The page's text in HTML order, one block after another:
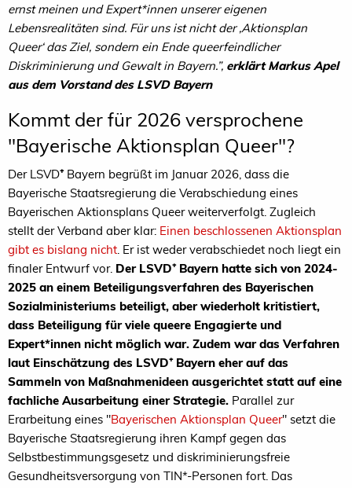
ernst meinen und Expert*innen unserer eigenen
Lebensrealitäten sind. Für uns ist nicht der ‚Aktionsplan
Queer‘ das Ziel, sondern ein Ende queerfeindlicher
Diskriminierung und Gewalt in Bayern.”, erklärt Markus Apel
aus dem Vorstand des LSVD Bayern
Kommt der für 2026 versprochene
"Bayerische Aktionsplan Queer"?
Der LSVD⁺ Bayern begrüßt im Januar 2026, dass die
Bayerische Staatsregierung die Verabschiedung eines
Bayerischen Aktionsplans Queer weiterverfolgt. Zugleich
stellt der Verband aber klar: Einen beschlossenen Aktionsplan
gibt es bislang nicht . Er ist weder verabschiedet noch liegt ein
finaler Entwurf vor. Der LSVD⁺ Bayern hatte sich von 2024-
2025 an einem Beteiligungsverfahren des Bayerischen
Sozialministeriums beteiligt, aber wiederholt kritistiert,
dass Beteiligung für viele queere Engagierte und
Expert*innen nicht möglich war. Zudem war das Verfahren
laut Einschätzung des LSVD⁺ Bayern eher auf das
Sammeln von Maßnahmenideen ausgerichtet statt auf eine
fachliche Ausarbeitung einer Strategie. Parallel zur
Erarbeitung eines "Bayerischen Aktionsplan Queer" setzt die
Bayerische Staatsregierung ihren Kampf gegen das
Selbstbestimmungsgesetz und diskriminierungsfreie
Gesundheitsversorgung von TIN*-Personen fort. Das